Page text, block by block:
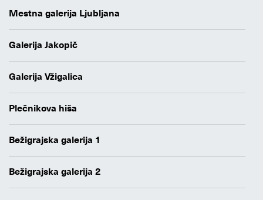
Mestna galerija Ljubljana
Galerija Jakopič
Galerija Vžigalica
Plečnikova hiša
Bežigrajska galerija 1
Bežigrajska galerija 2